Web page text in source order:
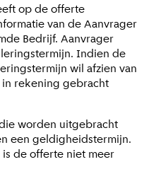
op de offerte
van de Aanvrager
Bedrijf. Aanvrager
Indien de
wil afzien van
rekening gebracht
worden uitgebracht
een geldigheidstermijn.
de offerte niet meer